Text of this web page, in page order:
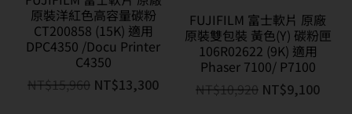
原裝洋紅色高容量碳粉
CT200858 (15K) 適用
DPC4350 /Docu Printer
C4350
NT$ 15,960 NT$13,300
FUJIFILM 富士軟片 原廠
原裝雙包裝 黃色(Y) 碳粉匣
106R02622 (9K) 適用
Phaser 7100/ P7100
NT$ 10,920 NT$9,100